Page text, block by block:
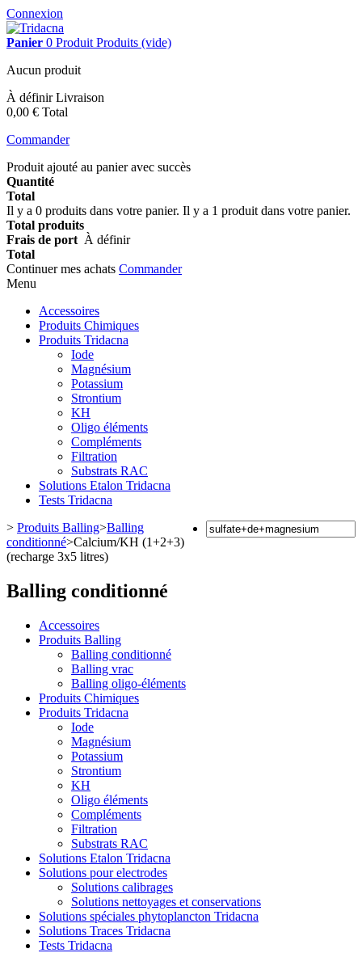
Connexion
Panier 0 Produit Produits (vide)
Aucun produit
À définirLivraison
0,00 € Total
Commander
Produit ajouté au panier avec succès
Quantité
Total
Il y a 0 produits dans votre panier. Il y a 1 produit dans votre panier.
Total produits
Frais de port À définir
Total
Continuer mes achats Commander
Menu
Accessoires
Produits Chimiques
Produits Tridacna
Iode
Magnésium
Potassium
Strontium
KH
Oligo éléments
Compléments
Filtration
Substrats RAC
Solutions Etalon Tridacna
Tests Tridacna
> Produits Balling>Balling
conditionné>Calcium/KH (1+2+3)
(recharge 3x5 litres)
Balling conditionné
Accessoires
Produits Balling
Balling conditionné
Balling vrac
Balling oligo-éléments
Produits Chimiques
Produits Tridacna
Iode
Magnésium
Potassium
Strontium
KH
Oligo éléments
Compléments
Filtration
Substrats RAC
Solutions Etalon Tridacna
Solutions pour electrodes
Solutions calibrages
Solutions nettoyages et conservations
Solutions spéciales phytoplancton Tridacna
Solutions Traces Tridacna
Tests Tridacna